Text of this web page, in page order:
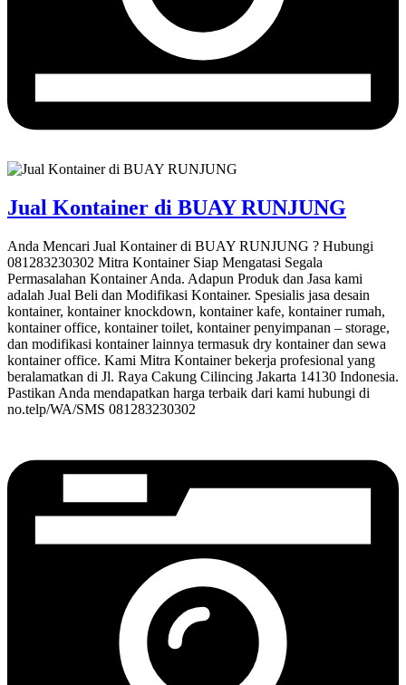
Jual Kontainer di BUAY RUNJUNG
Anda Mencari Jual Kontainer di BUAY RUNJUNG ? Hubungi
081283230302 Mitra Kontainer Siap Mengatasi Segala
Permasalahan Kontainer Anda. Adapun Produk dan Jasa kami
adalah Jual Beli dan Modifikasi Kontainer. Spesialis jasa desain
kontainer, kontainer knockdown, kontainer kafe, kontainer rumah,
kontainer office, kontainer toilet, kontainer penyimpanan – storage,
dan modifikasi kontainer lainnya termasuk dry kontainer dan sewa
kontainer office. Kami Mitra Kontainer bekerja profesional yang
beralamatkan di Jl. Raya Cakung Cilincing Jakarta 14130 Indonesia.
Pastikan Anda mendapatkan harga terbaik dari kami hubungi di
no.telp/WA/SMS 081283230302